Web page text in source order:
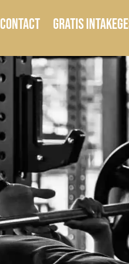
CONTACT GRATIS